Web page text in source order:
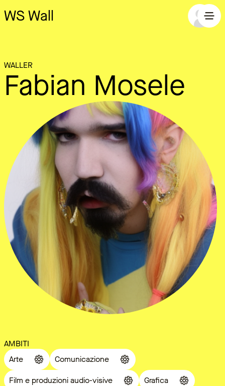
WS Wall
WALLER
Fabian Mosele
AMBITI
Arte
Comunicazione
Film e produzioni audio-visive
Grafica